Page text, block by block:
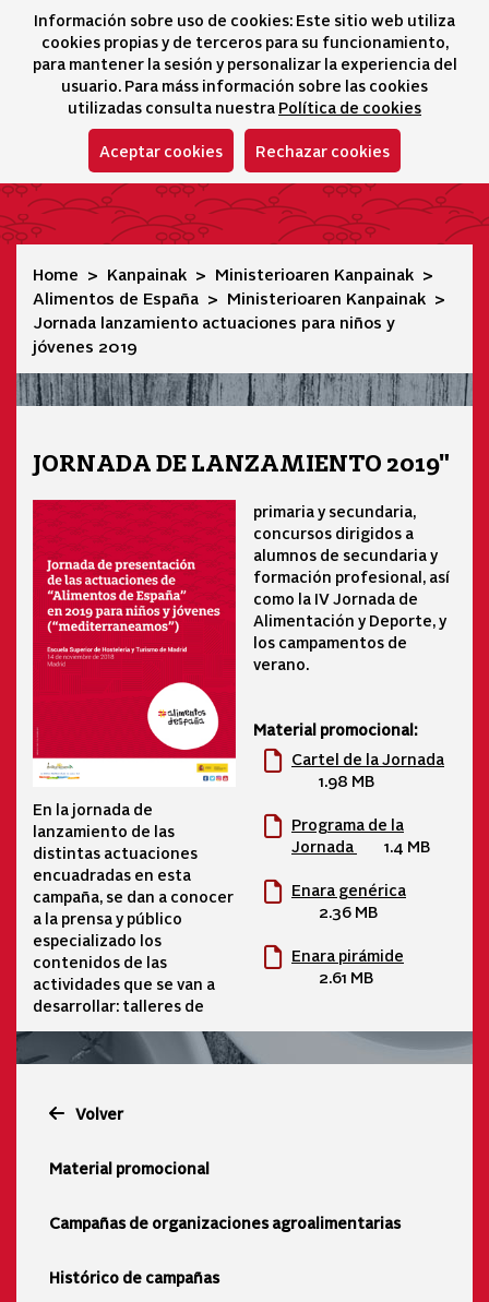
Información sobre uso de cookies: Este sitio web utiliza
cookies propias y de terceros para su funcionamiento,
para mantener la sesión y personalizar la experiencia del
usuario. Para máss información sobre las cookies
utilizadas consulta nuestra Política de cookies
Aceptar cookies Rechazar cookies
Hizkuntza-
icono
Jornada lanzamiento actuaciones para niños y jóvenes
Home Kanpainak
Ministerioaren Kanpainak
Alimentos de España
Ministerioaren Kanpainak
Jornada lanzamiento actuaciones para niños y
jóvenes 2019
JORNADA DE LANZAMIENTO 2019"
En la jornada de
lanzamiento de las
distintas actuaciones
encuadradas en esta
campaña, se dan a conocer
a la prensa y público
especializado los
contenidos de las
actividades que se van a
desarrollar: talleres de
primaria y secundaria,
concursos dirigidos a
alumnos de secundaria y
formación profesional, así
como la IV Jornada de
Alimentación y Deporte, y
los campamentos de
verano.
Material promocional:
Cartel de la Jornada
1.98 MB
Programa de la
Jornada
1.4 MB
Enara genérica
2.36 MB
Enara pirámide
2.61 MB
Volver
Material promocional
Campañas de organizaciones agroalimentarias
Histórico de campañas